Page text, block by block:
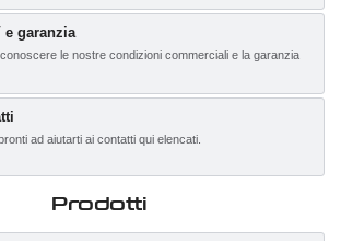
e garanzia
le nostre condizioni commerciali e la garanzia
ad aiutarti ai contatti qui elencati.
Prodotti